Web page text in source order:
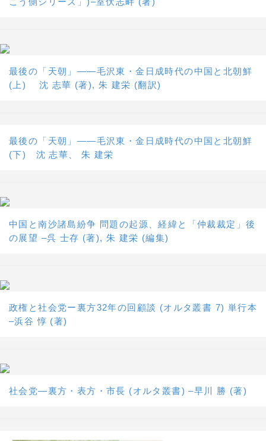
最後の「天朝」――毛沢東・金日成時代の中国と北朝鮮
(上) 沈 志華 (著), 朱 建栄 (翻訳)
最後の「天朝」――毛沢東・金日成時代の中国と北朝鮮
(下) 沈 志華、 朱 建栄
中国と南沙諸島紛争 問題の起源、経緯と「仲裁裁定」後
の展望 –呉 士存 (著), 朱 建栄 (編集)
政権と社会党ー裏方32年の回顧談 (オルタ叢書 7) 単行本
–浜谷 惇 (著)
社会党―裏方・表方・市長 (オルタ叢書) –早川 勝 (著)